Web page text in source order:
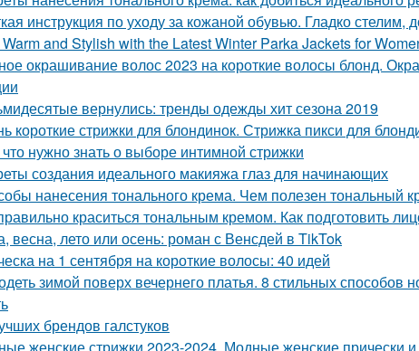
инструкция по уходу за кожаной обувью. Гладко стелим,
and Stylish with the Latest Winter Parka Jackets for
окрашивание волос 2023 на короткие волосы блонд.
вернулись: тренды одежды хит сезона 2019
короткие стрижки для блондинок. Стрижка пикси для
нужно знать о выборе интимной стрижки
создания идеального макияжа глаз для начинающих
нанесения тонального крема. Чем полезен тональный
краситься тональным кремом. Как подготовить
весна, лето или осень: роман с Венсдей в TikTok
на 1 сентября на короткие волосы: 40 идей
зимой поверх вечернего платья. 8 стильных способов
брендов галстуков